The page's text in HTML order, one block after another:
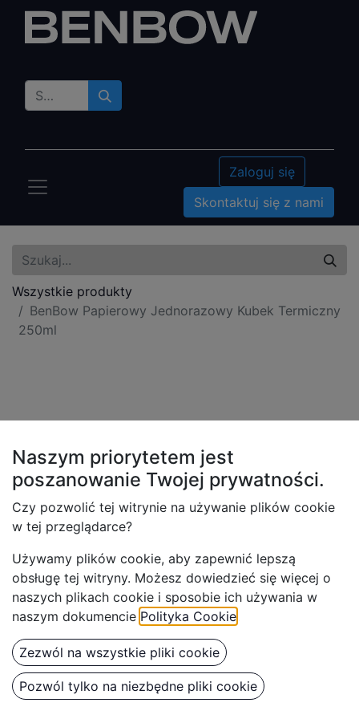
Zaloguj się
Skontaktuj się z nami
Wszystkie produkty
BenBow Papierowy Jednorazowy Kubek Termiczny
250ml
Naszym priorytetem jest
poszanowanie Twojej prywatności.
Czy pozwolić tej witrynie na używanie plików cookie
w tej przeglądarce?
Używamy plików cookie, aby zapewnić lepszą
obsługę tej witryny. Możesz dowiedzieć się więcej o
naszych plikach cookie i sposobie ich używania w
naszym dokumencie Polityka Cookie
Zezwól na wszystkie pliki cookie
Pozwól tylko na niezbędne pliki cookie